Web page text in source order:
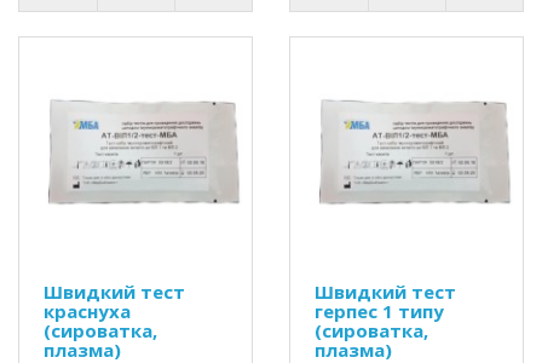
Швидкий тест
краснуха
(сироватка,
плазма)
Швидкий тест
герпес 1 типу
(сироватка,
плазма)